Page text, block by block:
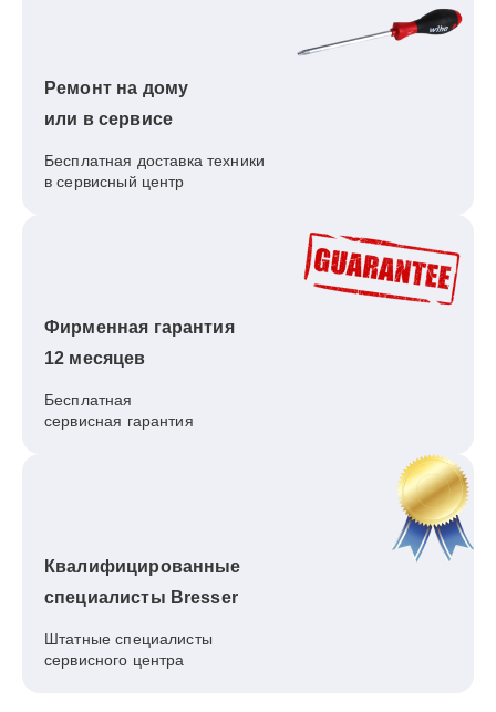
Ремонт на дому
или в сервисе
Бесплатная доставка техники
в сервисный центр
Фирменная гарантия
12 месяцев
Бесплатная
сервисная гарантия
Квалифицированные
специалисты Bresser
Штатные специалисты
сервисного центра